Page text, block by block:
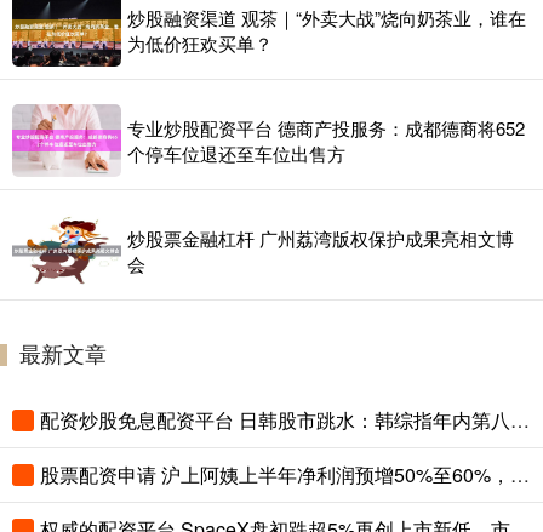
炒股融资渠道 观茶｜“外卖大战”烧向奶茶业，谁在
为低价狂欢买单？
专业炒股配资平台 德商产投服务：成都德商将652
个停车位退还至车位出售方
炒股票金融杠杆 广州荔湾版权保护成果亮相文博
会
最新文章
配资炒股免息配资平台 日韩股市跳水：韩综指年内第八次熔断，AI泡沫担忧升温
股票配资申请 沪上阿姨上半年净利润预增50%至60%，大增的成绩预告该咋看？